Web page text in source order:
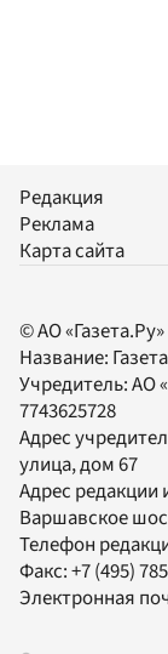
Редакция
Реклама
Карта сайта
© АО
Название:
Учредитель:АО
7743625728
Адрес
улица, дом 67
Адрес редакции
Варшавское
Телефон
Факс:+7 (495)
Электронная